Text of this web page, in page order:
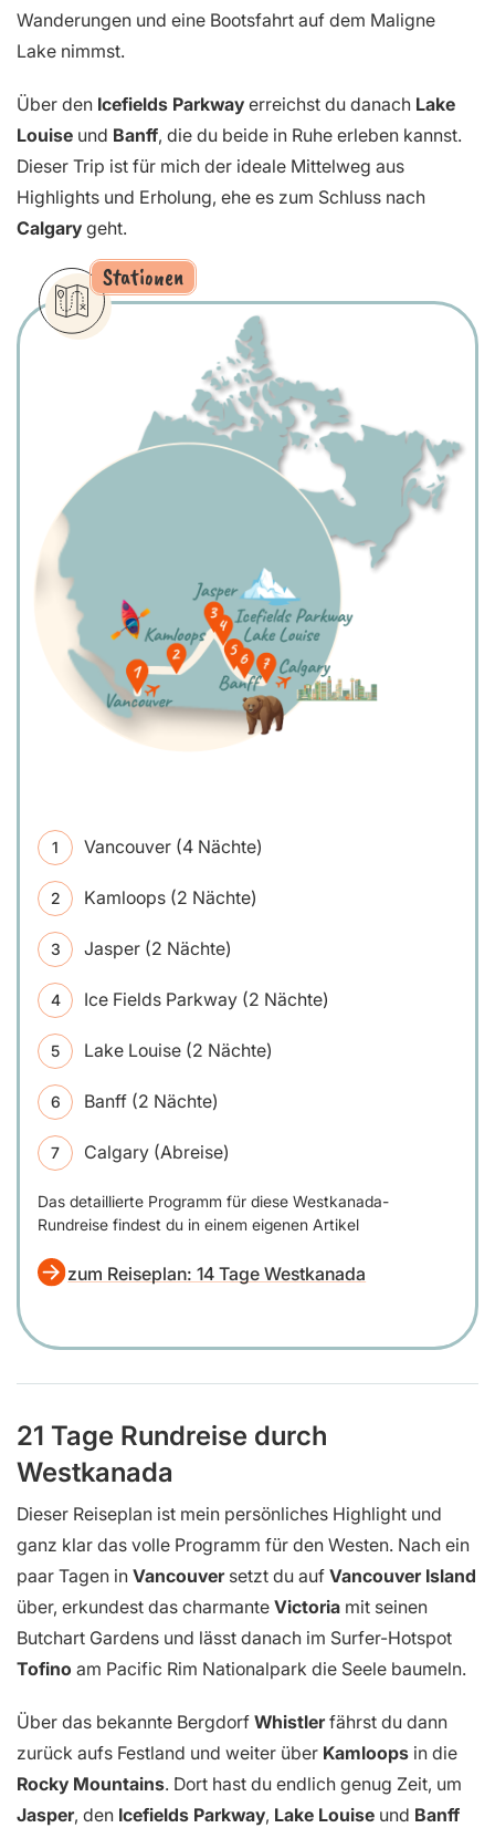
Wanderungen und eine Bootsfahrt auf dem Maligne
Lake nimmst.
Über den Icefields Parkway erreichst du danach Lake
Louise und Banff, die du beide in Ruhe erleben kannst.
Dieser Trip ist für mich der ideale Mittelweg aus
Highlights und Erholung, ehe es zum Schluss nach
Calgary geht.
Stationen
Vancouver (4 Nächte)
Kamloops (2 Nächte)
Jasper (2 Nächte)
Ice Fields Parkway (2 Nächte)
Lake Louise (2 Nächte)
Banff (2 Nächte)
Calgary (Abreise)
Das detaillierte Programm für diese Westkanada-
Rundreise findest du in einem eigenen Artikel
zum Reiseplan: 14 Tage Westkanada
21 Tage Rundreise durch
Westkanada
Dieser Reiseplan ist mein persönliches Highlight und
ganz klar das volle Programm für den Westen. Nach ein
paar Tagen in Vancouversetzt du auf Vancouver Island
über, erkundest das charmante Victoria mit seinen
Butchart Gardens und lässt danach im Surfer-Hotspot
Tofino am Pacific Rim Nationalpark die Seele baumeln.
Über das bekannte Bergdorf Whistlerfährst du dann
zurück aufs Festland und weiter über Kamloops in die
Rocky Mountains. Dort hast du endlich genug Zeit, um
Jasper, den Icefields Parkway, Lake Louise und Banff